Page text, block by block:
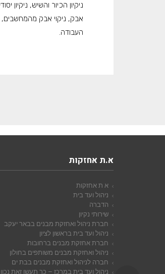
ניקיון הכיור והשיש, ניקיון
אבק, ניקוי אבק מהמחשבים,
העבודה.
א.ת אחזקות
א ת אחזקות
ניהול ועד בית
הדברה
שירותי נקיון
חברת ניהול ואחזקת מבנים בבאר יעקב
ניהול ועד בית בראשון לציון
חברת אחזקת מבנים ברחובות
ניהול ואחזקת מבנים משותפים בחולון
חברה לניהול ואחזקת מבנים בבת ים
ניהול ועד בית במרכז – כך תעשו זאת נכון